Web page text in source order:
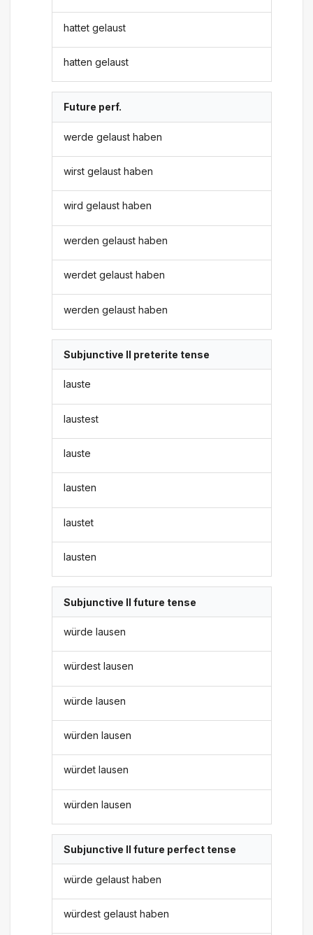
hattet gelaust
hatten gelaust
Future perf.
werde gelaust haben
wirst gelaust haben
wird gelaust haben
werden gelaust haben
werdet gelaust haben
werden gelaust haben
Subjunctive II preterite tense
lauste
laustest
lauste
lausten
laustet
lausten
Subjunctive II future tense
würde lausen
würdest lausen
würde lausen
würden lausen
würdet lausen
würden lausen
Subjunctive II future perfect tense
würde gelaust haben
würdest gelaust haben